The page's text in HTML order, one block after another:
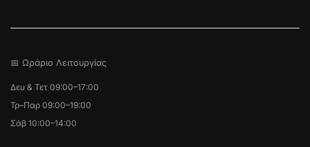
📅 Ωράριο Λειτουργίας
Δευ & Τετ 09:00–17:00
Τρ–Παρ 09:00–19:00
Σάβ 10:00–14:00